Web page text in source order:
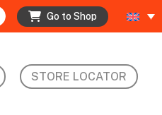
Go to Shop
STORE LOCATOR